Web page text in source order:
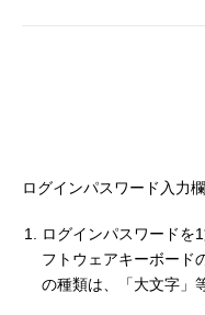
ログインパスワード入力
ログインパスワードを
フトウェアキーボード
の種類は、「大文字」